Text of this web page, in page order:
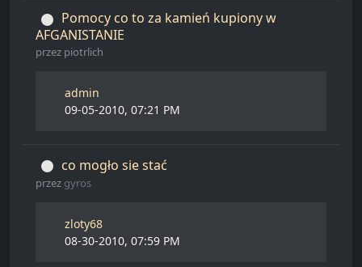
Pomocy co to za kamień kupiony w
AFGANISTANIE
przez piotrlich
admin
09-05-2010, 07:21 PM
co mogło sie stać
przez gyros
zloty68
08-30-2010, 07:59 PM